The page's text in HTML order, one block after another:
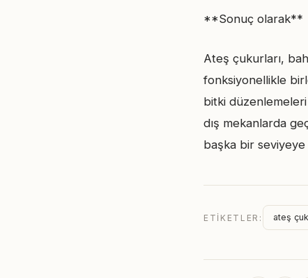
**Sonuç olarak**
Ateş çukurları,
fonksiyonellikle
bitki düzenlemeleri
dış mekanlarda
başka bir seviyeye
ETIKETLER: ateş